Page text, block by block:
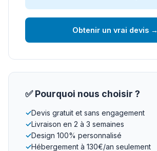
Obtenir un vrai devis →
✅ Pourquoi nous choisir ?
✓Devis gratuit et sans engagement
✓Livraison en 2 à 3 semaines
✓Design 100% personnalisé
✓Hébergement à 130€/an seulement